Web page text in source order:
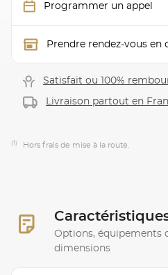
Programmer un appel
Prendre rendez-vous en
Satisfait ou 100%
Livraison partout en
(1) Hors frais de mise à la route.
Options, équipements
dimensions